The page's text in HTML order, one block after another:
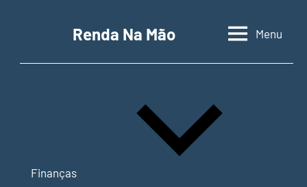
conteúdo
Renda Na Mão
Contabilidade,
empreendedorismo
Menu
Finanças